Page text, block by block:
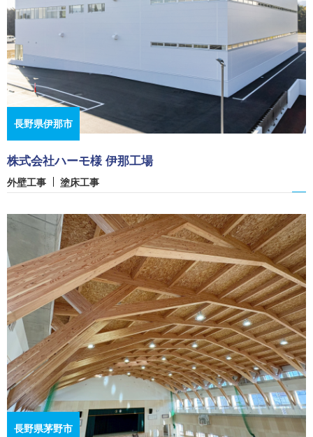
長野県伊那市
株式会社ハーモ様 伊那工場
外壁工事 塗床工事
長野県茅野市